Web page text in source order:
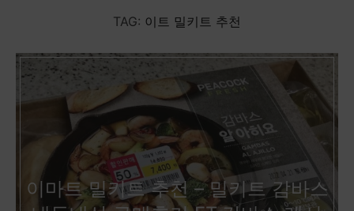
TAG: 이트 밀키트 추천
이마트 밀키트 추천 – 밀키트 감바스